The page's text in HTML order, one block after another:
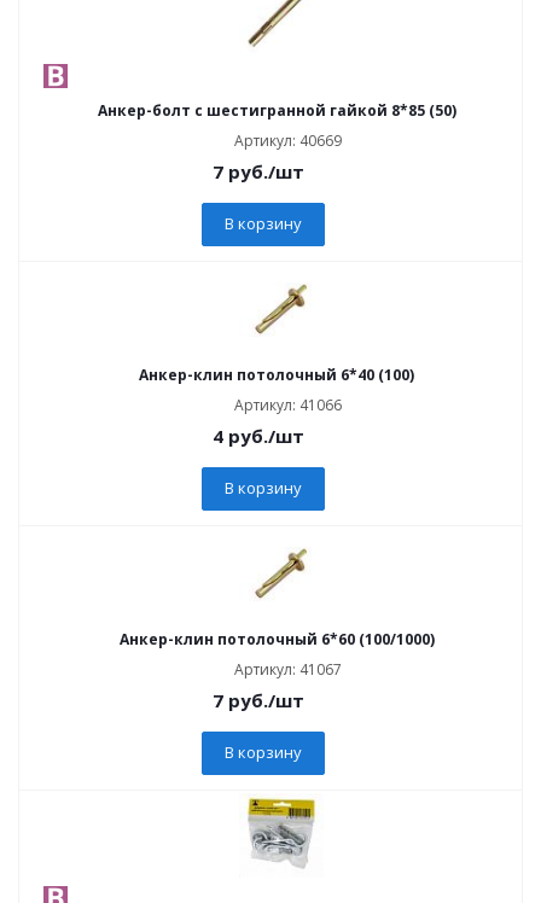
Анкер-болт с шестигранной гайкой 8*85 (50)
Артикул: 40669
7 руб./шт
В корзину
Анкер-клин потолочный 6*40 (100)
Артикул: 41066
4 руб./шт
В корзину
Анкер-клин потолочный 6*60 (100/1000)
Артикул: 41067
7 руб./шт
В корзину